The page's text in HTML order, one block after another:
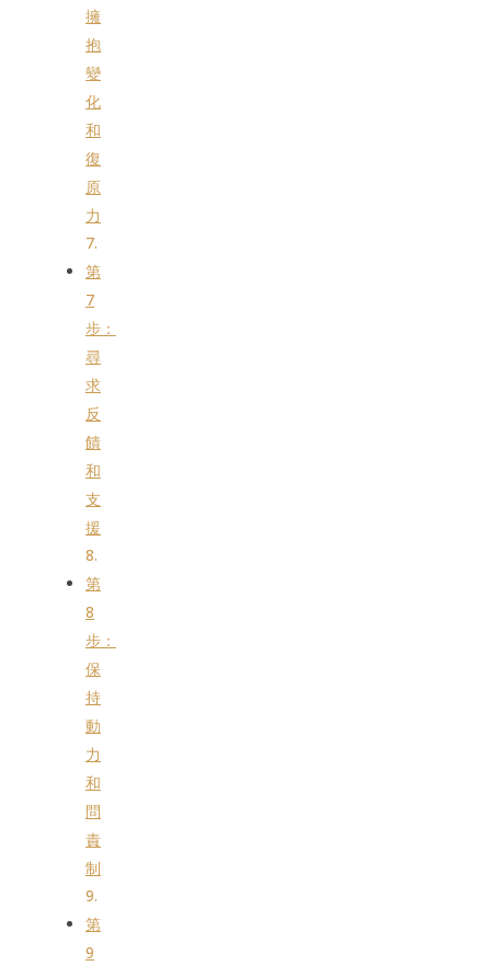
擁
抱
變
化
和
復
原
力
第
7
步：
尋
求
反
饋
和
支
援
第
8
步：
保
持
動
力
和
問
責
制
第
9